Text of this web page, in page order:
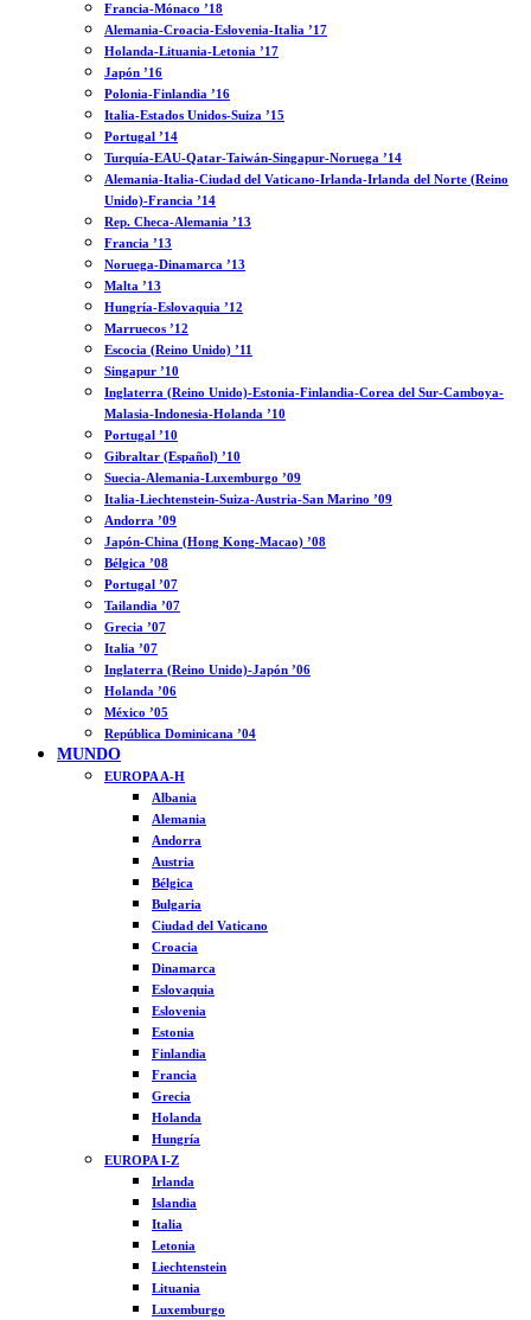
Francia-Mónaco ’18
Alemania-Croacia-Eslovenia-Italia ’17
Holanda-Lituania-Letonia ’17
Japón ’16
Polonia-Finlandia ’16
Italia-Estados Unidos-Suiza ’15
Portugal ’14
Turquía-EAU-Qatar-Taiwán-Singapur-Noruega ’14
Alemania-Italia-Ciudad del Vaticano-Irlanda-Irlanda del Norte (Reino
Unido)-Francia ’14
Rep. Checa-Alemania ’13
Francia ’13
Noruega-Dinamarca ’13
Malta ’13
Hungría-Eslovaquia ’12
Marruecos ’12
Escocia (Reino Unido) ’11
Singapur ’10
Inglaterra (Reino Unido)-Estonia-Finlandia-Corea del Sur-Camboya-
Malasia-Indonesia-Holanda ’10
Portugal ’10
Gibraltar (Español) ’10
Suecia-Alemania-Luxemburgo ’09
Italia-Liechtenstein-Suiza-Austria-San Marino ’09
Andorra ’09
Japón-China (Hong Kong-Macao) ’08
Bélgica ’08
Portugal ’07
Tailandia ’07
Grecia ’07
Italia ’07
Inglaterra (Reino Unido)-Japón ’06
Holanda ’06
México ’05
República Dominicana ’04
MUNDO
EUROPA A-H
Albania
Alemania
Andorra
Austria
Bélgica
Bulgaria
Ciudad del Vaticano
Croacia
Dinamarca
Eslovaquia
Eslovenia
Estonia
Finlandia
Francia
Grecia
Holanda
Hungría
EUROPA I-Z
Irlanda
Islandia
Italia
Letonia
Liechtenstein
Lituania
Luxemburgo